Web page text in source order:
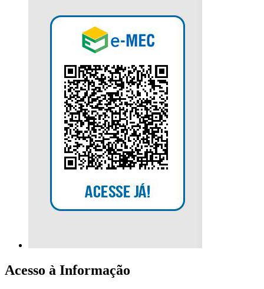
Acesso à Informação